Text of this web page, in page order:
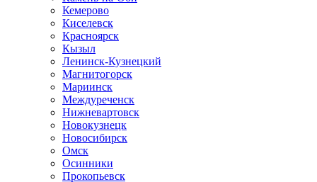
Кемерово
Киселевск
Красноярск
Кызыл
Ленинск-Кузнецкий
Магнитогорск
Мариинск
Междуреченск
Нижневартовск
Новокузнецк
Новосибирск
Омск
Осинники
Прокопьевск